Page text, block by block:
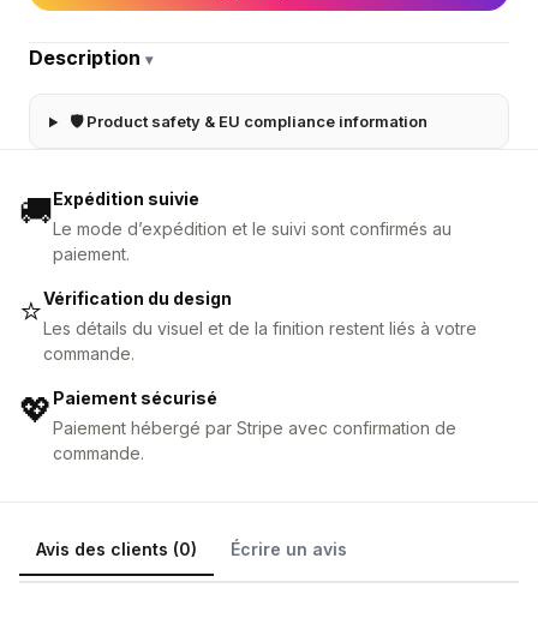
Description ▾
🛡 Product safety & EU compliance information
🚚Expédition suivie
Le mode d’expédition et le suivi sont confirmés au
paiement.
⭐Vérification du design
Les détails du visuel et de la finition restent liés à votre
commande.
💖 Paiement sécurisé
Paiement hébergé par Stripe avec confirmation de
commande.
Avis des clients (0) Écrire un avis